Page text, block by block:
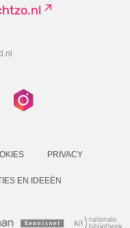
PRIVACY
EN IDEEËN